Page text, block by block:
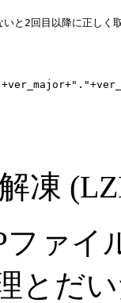
凍
ファイ
とだ